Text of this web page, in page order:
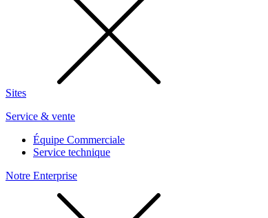
Sites
Service & vente
Équipe Commerciale
Service technique
Notre Enterprise